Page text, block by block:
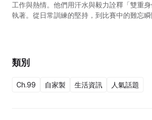
工作與熱情。他們用汗水與毅力詮釋「雙重
執著。從日常訓練的堅持，到比賽中的難忘
類別
Ch.99 自家製 生活資訊 人氣話題